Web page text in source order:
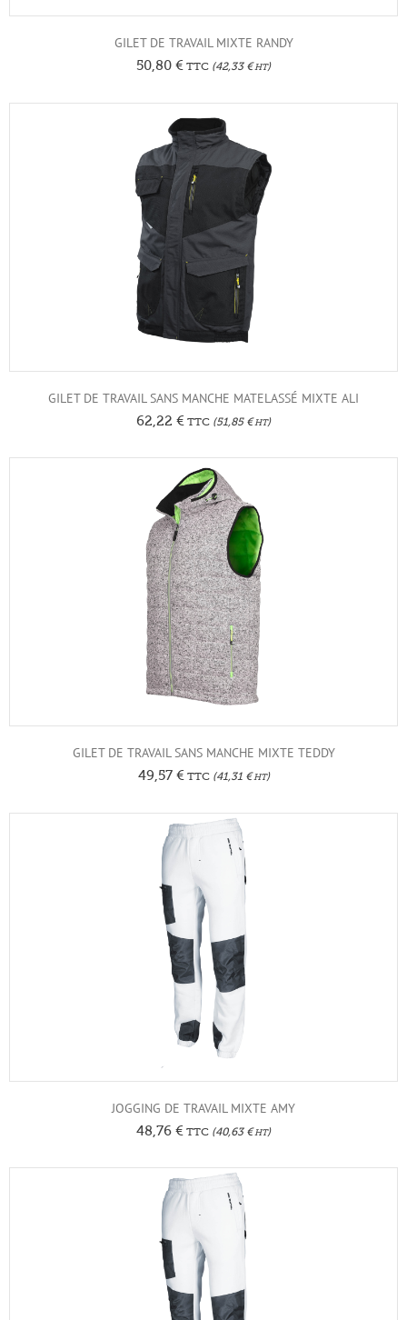
GILET DE TRAVAIL MIXTE RANDY
50,80 € TTC (42,33 €HT)
GILET DE TRAVAIL SANS MANCHE MATELASSÉ MIXTE ALI
62,22 € TTC (51,85 €HT)
GILET DE TRAVAIL SANS MANCHE MIXTE TEDDY
49,57 €TTC(41,31 €HT)
JOGGING DE TRAVAIL MIXTE AMY
48,76 € TTC (40,63 €HT)